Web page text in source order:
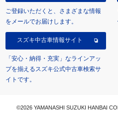
ご登録いただくと、さまざまな情報
をメールでお届けします。
スズキ中古車情報サイト
「安心・納得・充実」なラインアッ
プを揃えるスズキ公式中古車検索サ
イトです。
©2026 YAMANASHI SUZUKI HANBAI